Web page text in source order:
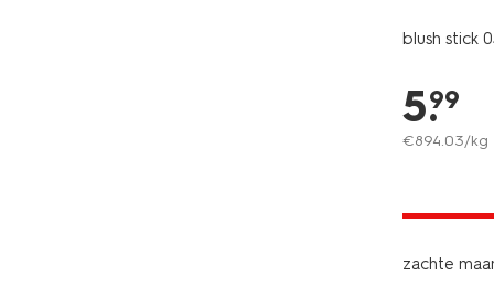
blush stick
5.
99
€894.03/kg
zachte